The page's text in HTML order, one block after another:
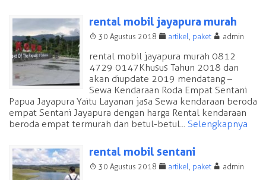
rental mobil jayapura murah
T 30 Agustus 2018 F artikel, paket A admin
rental mobil jayapura murah 0812
4729 0147 Khusus Tahun 2018 dan
akan diupdate 2019 mendatang –
Sewa Kendaraan Roda Empat Sentani
Papua Jayapura Yaitu Layanan jasa Sewa kendaraan beroda
empat Sentani Jayapura dengan harga Rental kendaraan
beroda empat termurah dan betul-betul... Selengkapnya
rental mobil sentani
T 30 Agustus 2018 F artikel, paket A admin